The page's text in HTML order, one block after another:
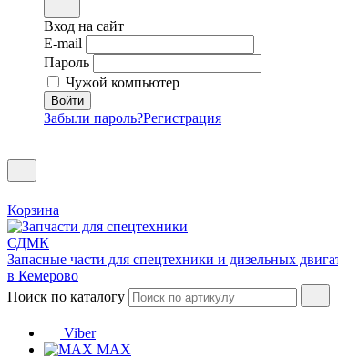
Вход на сайт
E-mail
Пароль
Чужой компьютер
Забыли пароль?Регистрация
Корзина
Запасные части для спецтехники и дизельных
в Кемерово
Поиск по каталогу
Viber
MAX